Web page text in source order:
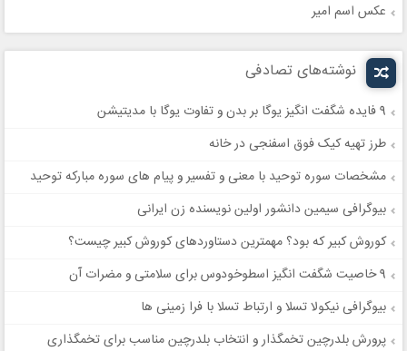
عکس اسم امیر
نوشته‌های تصادفی
9 فایده شگفت انگیز یوگا بر بدن و تفاوت یوگا با مدیتیشن
طرز تهیه کیک فوق اسفنجی در خانه
مشخصات سوره توحید با معنی و تفسیر و پیام های سوره مبارکه توحید
بیوگرافی سیمین دانشور اولین نویسنده زن ایرانی
کوروش کبیر که بود؟ مهمترین دستاوردهای کوروش کبیر چیست؟
9 خاصیت شگفت انگیز اسطوخودوس برای سلامتی و مضرات آن
بیوگرافی نیکولا تسلا و ارتباط تسلا با فرا زمینی ها
پرورش بلدرچین تخمگذار و انتخاب بلدرچین مناسب برای تخمگذاری